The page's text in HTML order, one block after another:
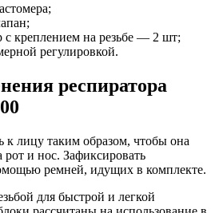
креплением на резьбе — 2 шт;
регулировкой.
респиратора
лицу таким образом, чтобы она
рот и нос. Зафиксировать
ремней, идущих в комплекте.
для быстрой и легкой